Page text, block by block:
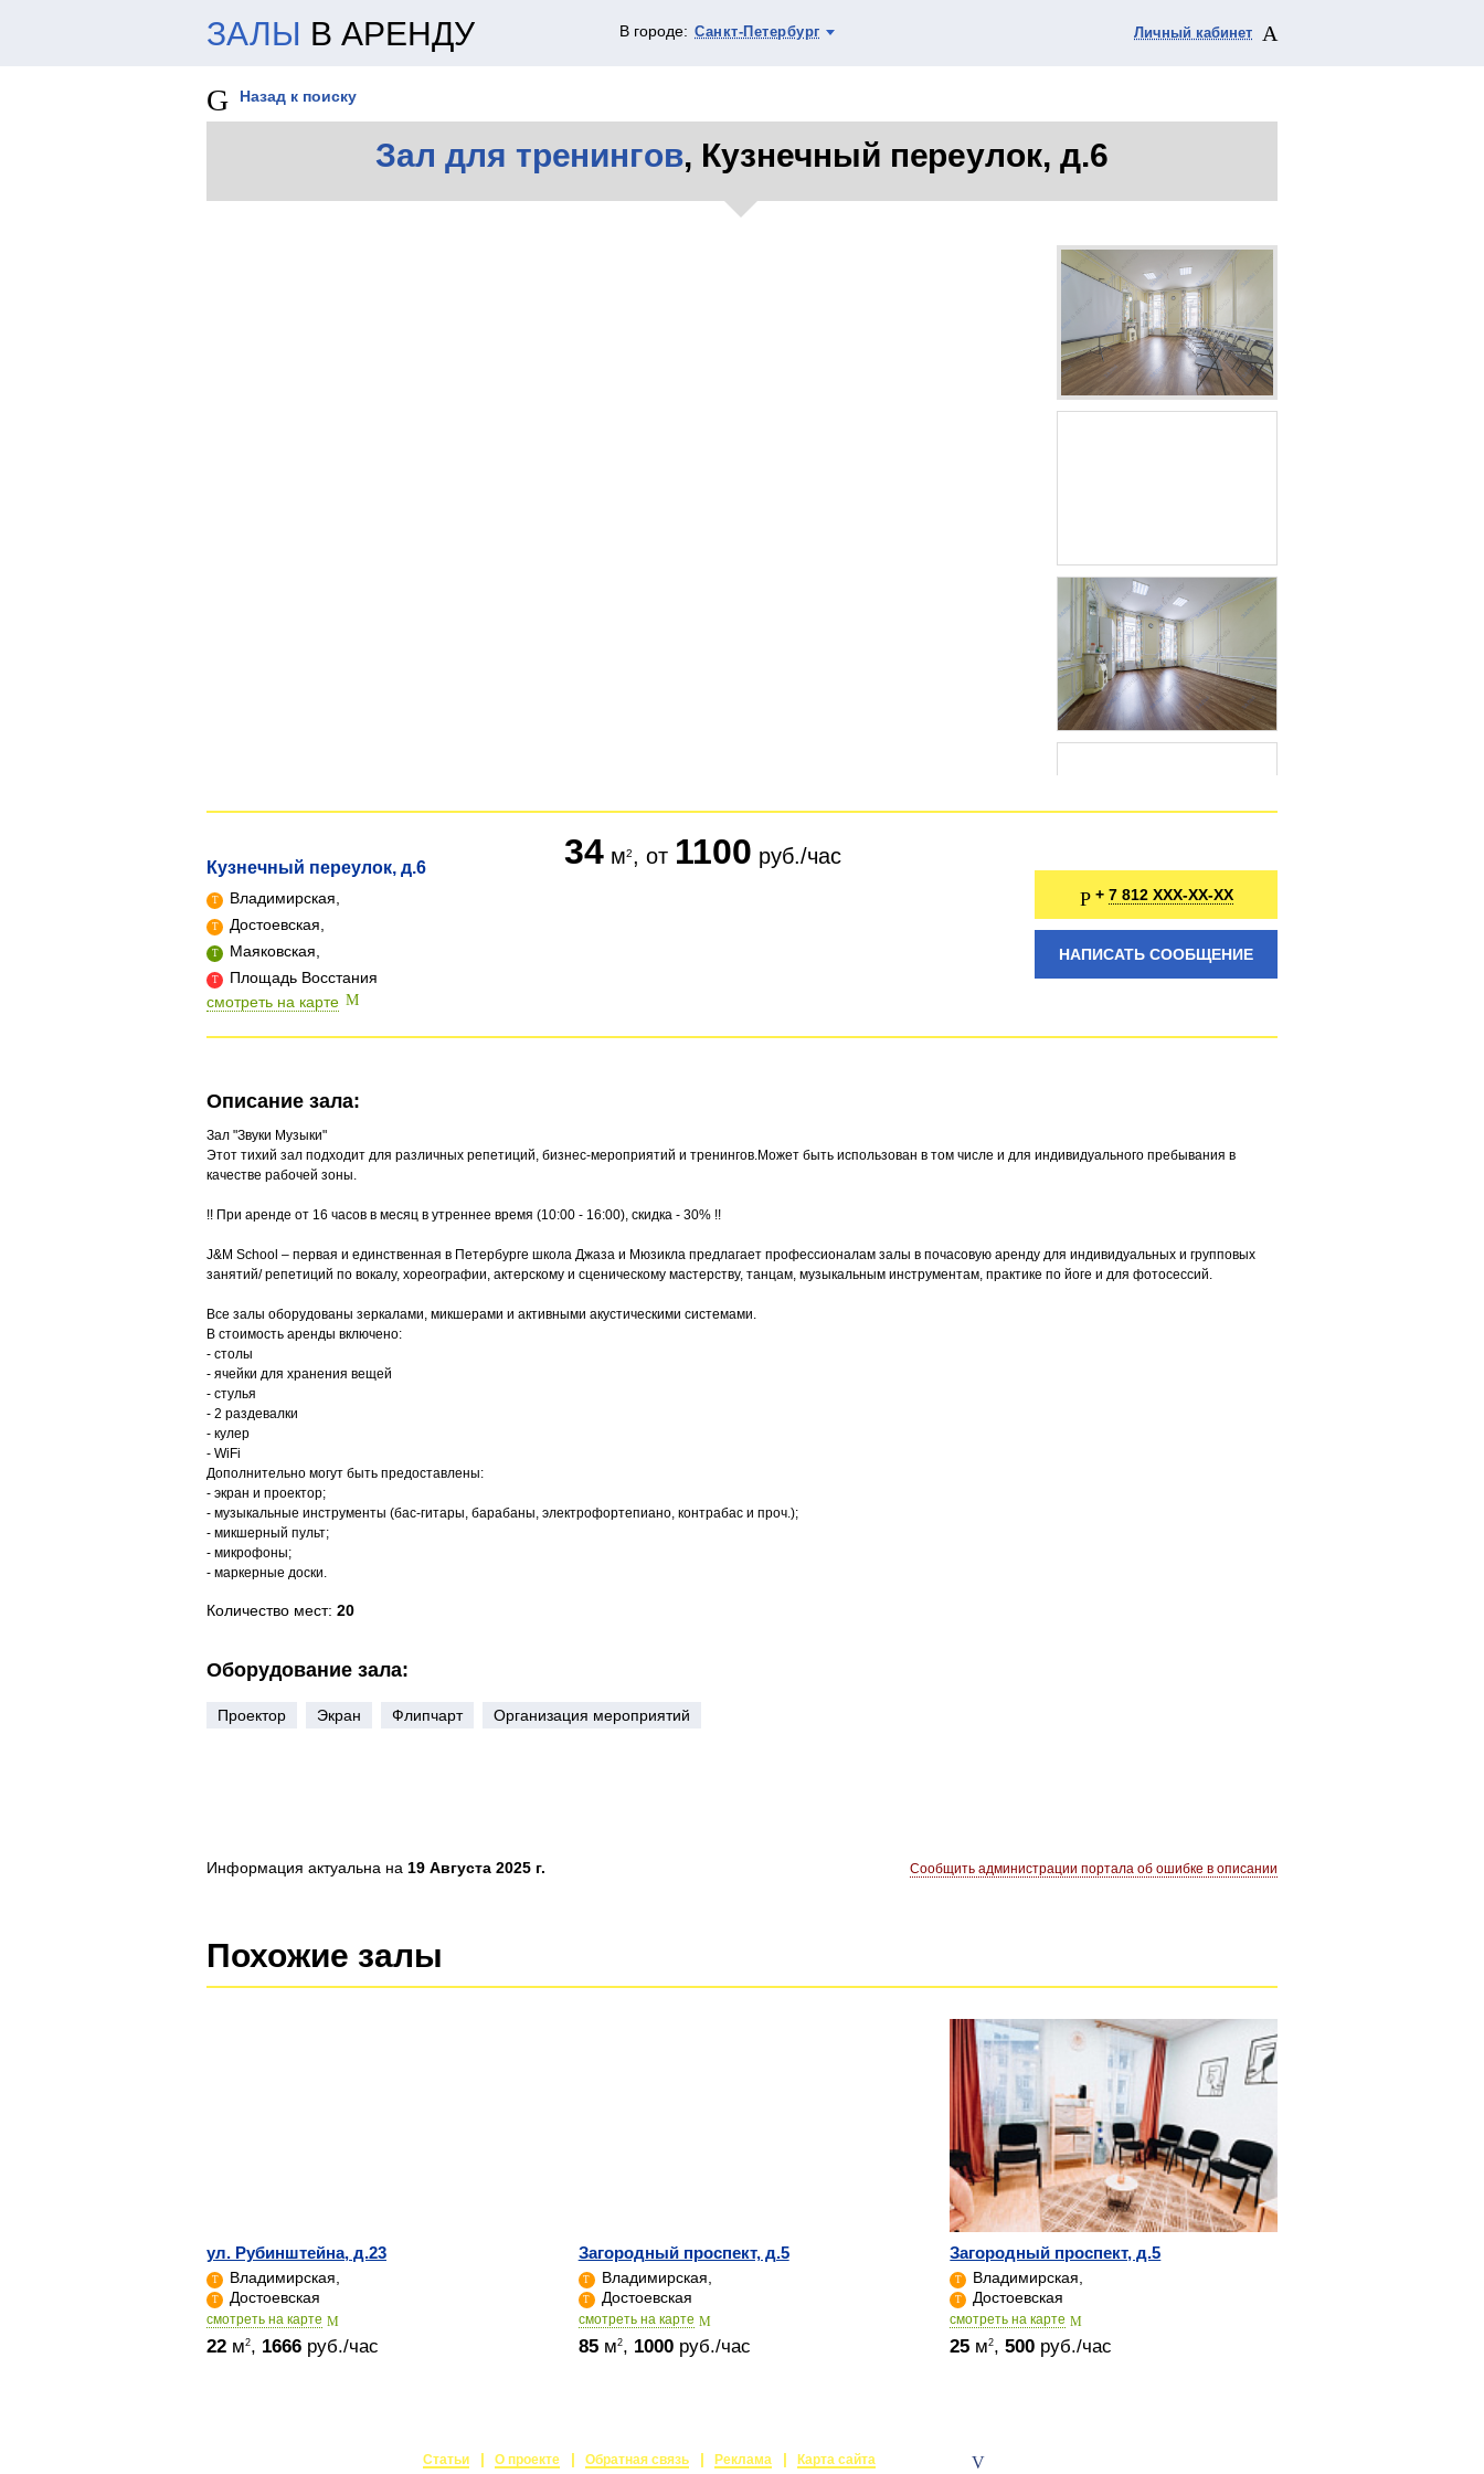
ЗАЛЫ В АРЕНДУ В городе: Санкт-Петербург Личный кабинет
Назад к поиску
Зал для тренингов, Кузнечный переулок, д.6
Кузнечный переулок, д.6
Владимирская,
Достоевская,
Маяковская,
Площадь Восстания
смотреть на карте
34 м , от 1100 руб./час
+ 7 812 XXX-XX-XX
НАПИСАТЬ СООБЩЕНИЕ
Описание зала:
Зал "Звуки Музыки"
Этот тихий зал подходит для различных репетиций, бизнес-мероприятий и тренингов.Может быть использован в том числе и для индивидуального пребывания в
качестве рабочей зоны.
!! При аренде от 16 часов в месяц в утреннее время (10:00 - 16:00), скидка - 30% !!
J&M School – первая и единственная в Петербурге школа Джаза и Мюзикла предлагает профессионалам залы в почасовую аренду для индивидуальных и групповых
занятий/ репетиций по вокалу, хореографии, актерскому и сценическому мастерству, танцам, музыкальным инструментам, практике по йоге и для фотосессий.
Все залы оборудованы зеркалами, микшерами и активными акустическими системами.
В стоимость аренды включено:
- столы
- ячейки для хранения вещей
- стулья
- 2 раздевалки
- кулер
- WiFi
Дополнительно могут быть предоставлены:
- экран и проектор;
- музыкальные инструменты (бас-гитары, барабаны, электрофортепиано, контрабас и проч.);
- микшерный пульт;
- микрофоны;
- маркерные доски.
Количество мест: 20
Оборудование зала:
Проектор Экран Флипчарт Организация мероприятий
Сообщить администрации портала об ошибке в описании
Информация актуальна на 19 Августа 2025 г.
Похожие залы
ул. Рубинштейна, д.23
Владимирская,
Достоевская
cмотреть на карте
22 м2, 1666 руб./час
Загородный проспект, д.5
Владимирская,
Достоевская
cмотреть на карте
85м2, 1000руб./час
Загородный проспект, д.5
Владимирская,
Достоевская
cмотреть на карте
25 м2,500 руб./час
Статьи О проекте Обратная связь Реклама Карта сайта